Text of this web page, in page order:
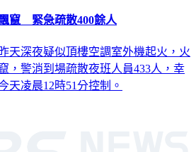
竄 緊急疏散400餘人
天深夜疑似頂樓空調室外機起火，火
，警消到場疏散夜班人員433人，幸
天凌晨12時51分控制。